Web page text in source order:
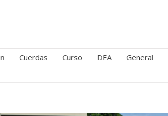
Cuerdas Curso DEA General